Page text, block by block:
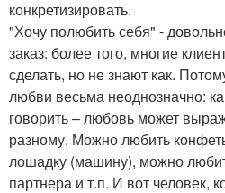
конкретизировать.
"Хочу полюбить себя" -
заказ: более того, многие
сделать, но не знают как.
любви весьма неоднозначно:
говорить – любовь может
разному. Можно любить
лошадку (машину), можно
партнера и т.п. И вот человек,